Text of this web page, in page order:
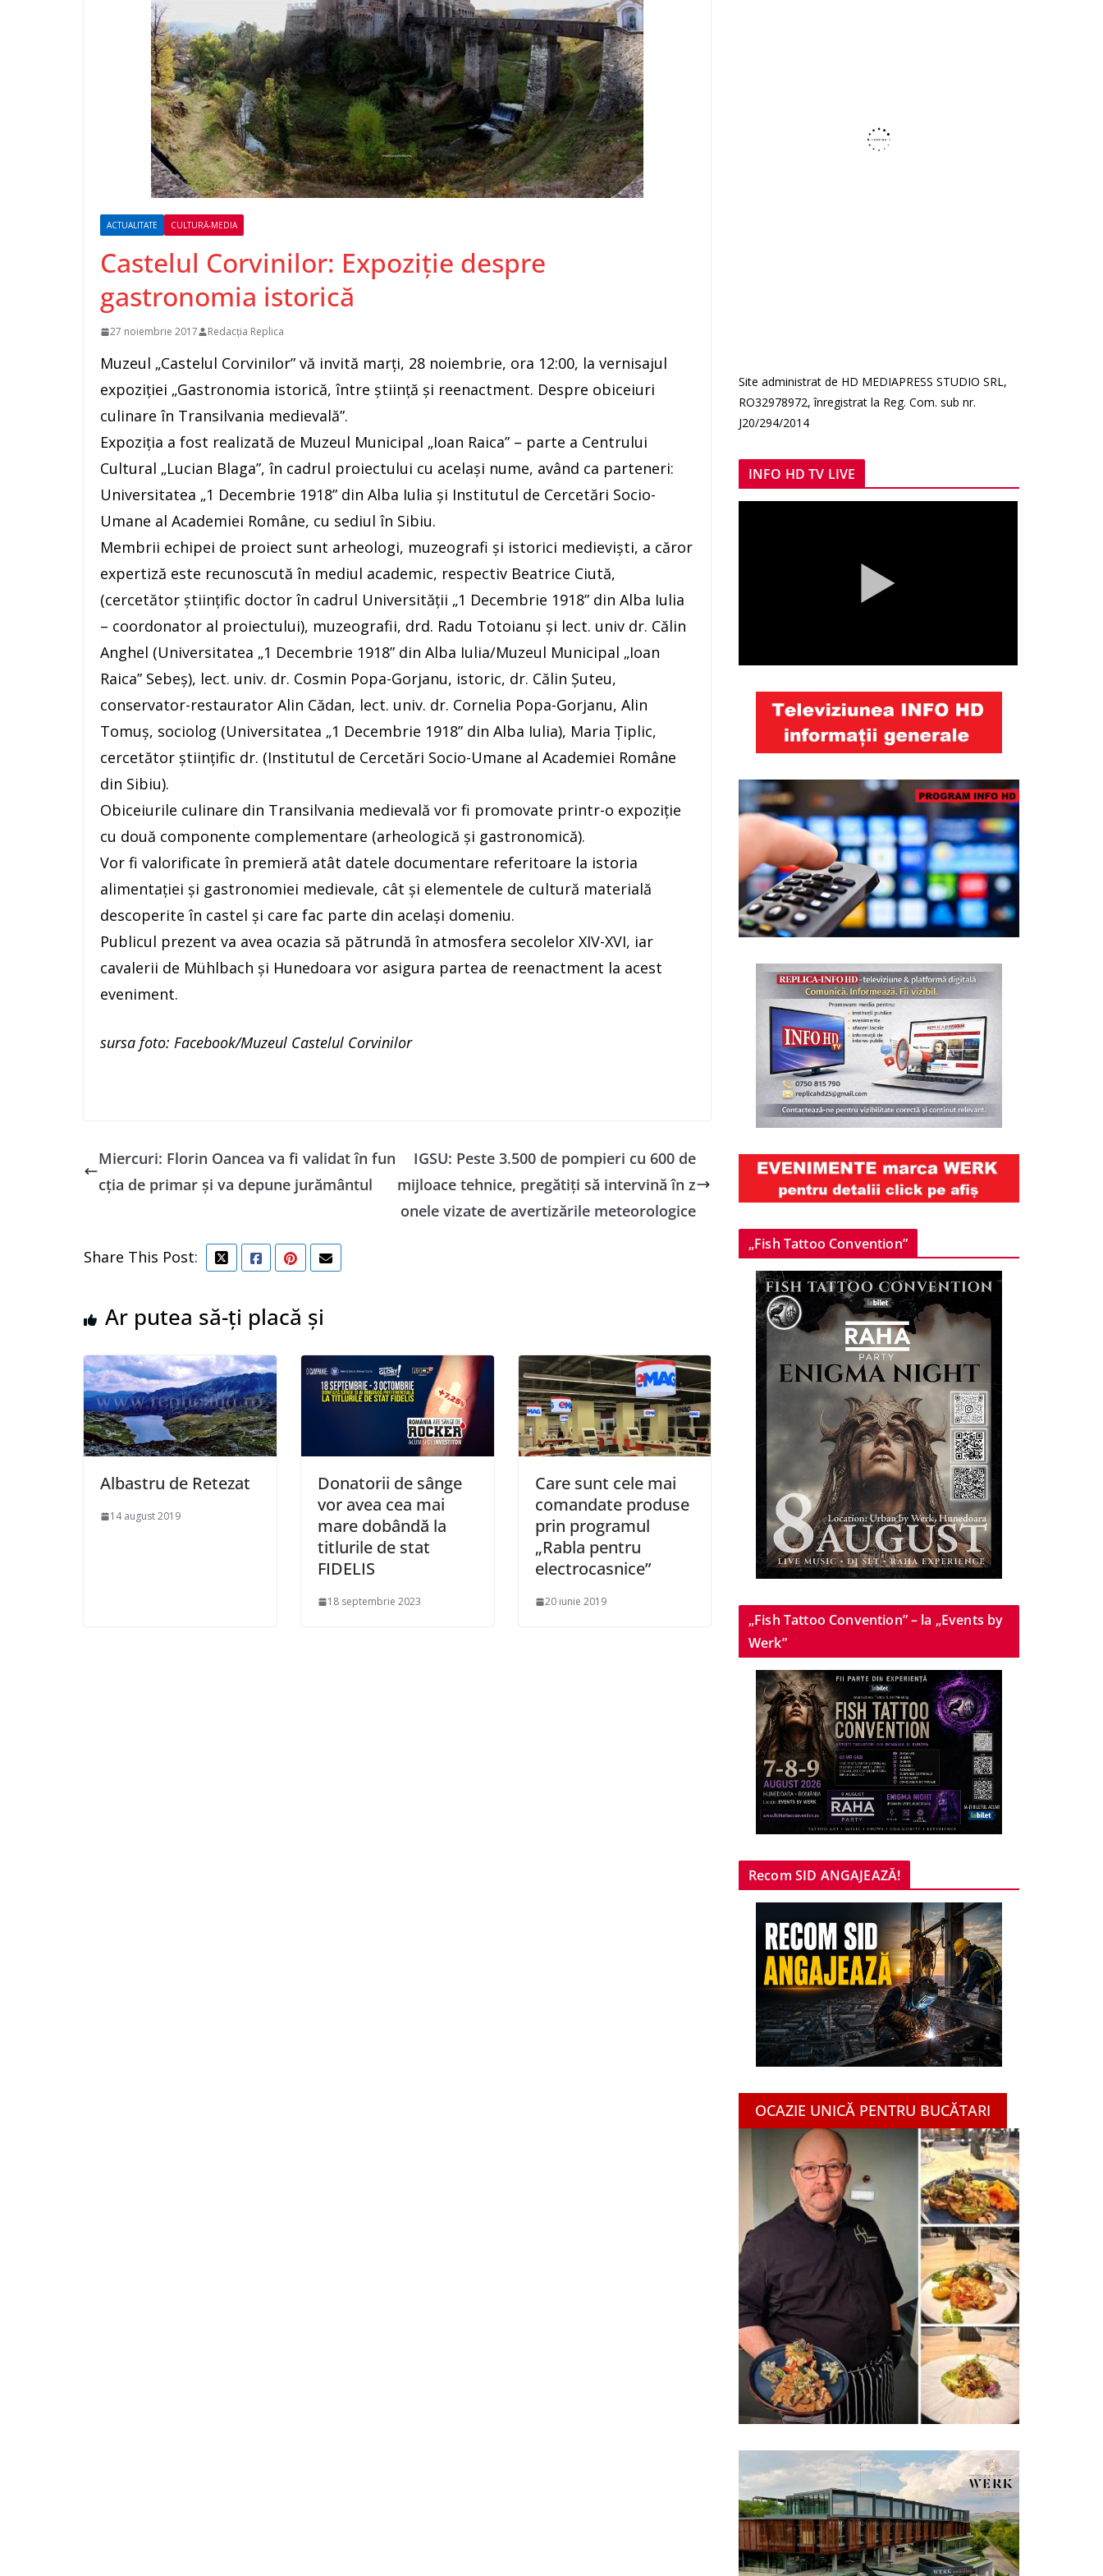
ACTUALITATE CULTURĂ-MEDIA
Castelul Corvinilor: Expoziție despre
gastronomia istorică
27 noiembrie 2017 Redacția Replica
Muzeul „Castelul Corvinilor” vă invită marți, 28 noiembrie, ora 12:00, la vernisajul
expoziției „Gastronomia istorică, între știință și reenactment. Despre obiceiuri
culinare în Transilvania medievală”.
Expoziția a fost realizată de Muzeul Municipal „Ioan Raica” – parte a Centrului
Cultural „Lucian Blaga”, în cadrul proiectului cu același nume, având ca parteneri:
Universitatea „1 Decembrie 1918” din Alba Iulia şi Institutul de Cercetări Socio-
Umane al Academiei Române, cu sediul în Sibiu.
Membrii echipei de proiect sunt arheologi, muzeografi şi istorici medievişti, a căror
expertiză este recunoscută în mediul academic, respectiv Beatrice Ciută,
(cercetător științific doctor în cadrul Universităţii „1 Decembrie 1918” din Alba Iulia
– coordonator al proiectului), muzeografii, drd. Radu Totoianu şi lect. univ dr. Călin
Anghel (Universitatea „1 Decembrie 1918” din Alba Iulia/Muzeul Municipal „Ioan
Raica” Sebeş), lect. univ. dr. Cosmin Popa-Gorjanu, istoric, dr. Călin Șuteu,
conservator-restaurator Alin Cădan, lect. univ. dr. Cornelia Popa-Gorjanu, Alin
Tomuș, sociolog (Universitatea „1 Decembrie 1918” din Alba Iulia), Maria Ţiplic,
cercetător științific dr. (Institutul de Cercetări Socio-Umane al Academiei Române
din Sibiu).
Obiceiurile culinare din Transilvania medievală vor fi promovate printr-o expoziţie
cu două componente complementare (arheologică şi gastronomică).
Vor fi valorificate în premieră atât datele documentare referitoare la istoria
alimentației și gastronomiei medievale, cât și elementele de cultură materială
descoperite în castel și care fac parte din același domeniu.
Publicul prezent va avea ocazia să pătrundă în atmosfera secolelor XIV-XVI, iar
cavalerii de Mühlbach și Hunedoara vor asigura partea de reenactment la acest
eveniment.
sursa foto: Facebook/Muzeul Castelul Corvinilor
Miercuri: Florin Oancea va fi validat în fun
cția de primar și va depune jurământul
IGSU: Peste 3.500 de pompieri cu 600 de
mijloace tehnice, pregătiţi să intervină în z
onele vizate de avertizările meteorologice
Share This Post:
Ar putea să-ți placă și
Albastru de Retezat
14 august 2019
Donatorii de sânge
vor avea cea mai
mare dobândă la
titlurile de stat
FIDELIS
18 septembrie 2023
Care sunt cele mai
comandate produse
prin programul
„Rabla pentru
electrocasnice”
20 iunie 2019
Site administrat de HD MEDIAPRESS STUDIO SRL,
RO32978972, înregistrat la Reg. Com. sub nr.
J20/294/2014
INFO HD TV LIVE
„Fish Tattoo Convention”
„Fish Tattoo Convention” – la „Events by
Werk”
Recom SID ANGAJEAZĂ!
OCAZIE UNICĂ PENTRU BUCĂTARI